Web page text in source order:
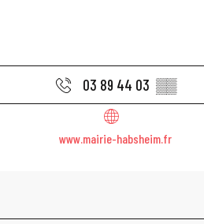
03 89 44 03 ▒▒
www.mairie-habsheim.fr